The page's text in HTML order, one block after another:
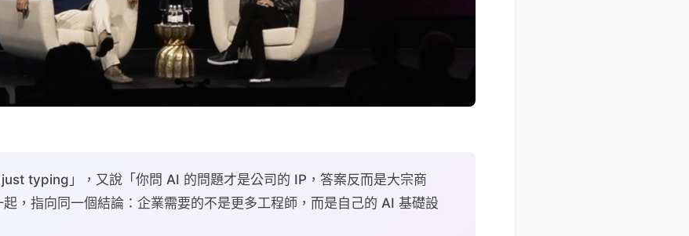
typing」，又說「你問 AI 的問題才是公司的 IP，答案反而是大宗商
，指向同一個結論：企業需要的不是更多工程師，而是自己的 AI 基礎設